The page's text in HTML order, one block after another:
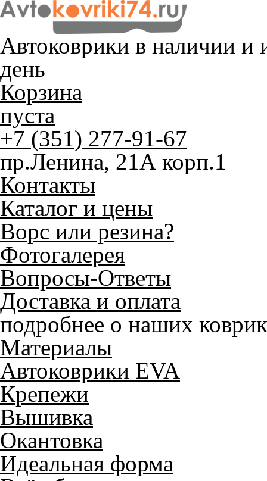
Автоковрики в наличии и
день
Корзина
пуста
+7 (351) 277-91-67
пр.Ленина, 21А корп.1
Контакты
Каталог и цены
Ворс или резина?
Фотогалерея
Вопросы-Ответы
Доставка и оплата
подробнее о наших
Материалы
Автоковрики EVA
Крепежи
Вышивка
Окантовка
Идеальная форма